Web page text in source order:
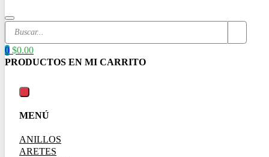
Search
0 $0.00
MENÚ
ANILLOS
ARETES